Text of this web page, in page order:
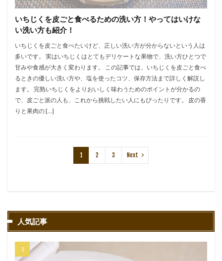
いちじくを皮ごと食べるための洗い方！やってはいけな
い洗い方も紹介！
いちじくを皮ごと食べたいけど、正しい洗い方が分からないという人は
多いです。 実はいちじくはとてもデリケートな果物で、洗い方ひとつで
甘みや食感が大きく変わります。 この記事では、いちじくを皮ごと食べ
るときの優しい洗い方や、塩を使ったコツ、保存方法まで詳しく解説し
ます。 完熟いちじくをよりおいしく味わうためのポイントが分かるの
で、皮ごと派の人も、これから挑戦したい人にもぴったりです。 皮の香
りと果肉の […]
1 2 3 Next
人気記事